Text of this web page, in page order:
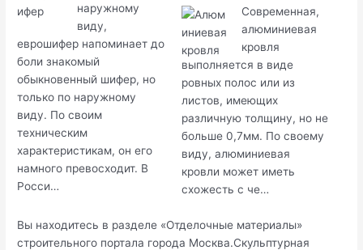
наружному
виду,
еврошифер напоминает до
боли знакомый
обыкновенный шифер, но
только по наружному
виду. По своим
техническим
характеристикам, он его
намного превосходит. В
Росси…
Современная,
алюминиевая
кровля
выполняется в виде
ровных полос или из
листов, имеющих
различную толщину, но не
больше 0,7мм. По своему
виду, алюминиевая
кровли может иметь
схожесть с че…
Вы находитесь в разделе «Отделочные материалы»
строительного портала города Москва.Скульптурная